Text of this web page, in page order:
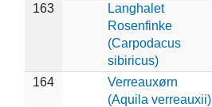
163
Langhalet
Rosenfinke
(Carpodacus
sibiricus)
164
Verreauxørn
(Aquila verreauxii)